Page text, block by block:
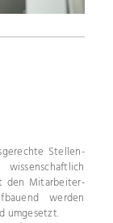
Stellen­
den Mitarbeiter­
werden
umgesetzt.